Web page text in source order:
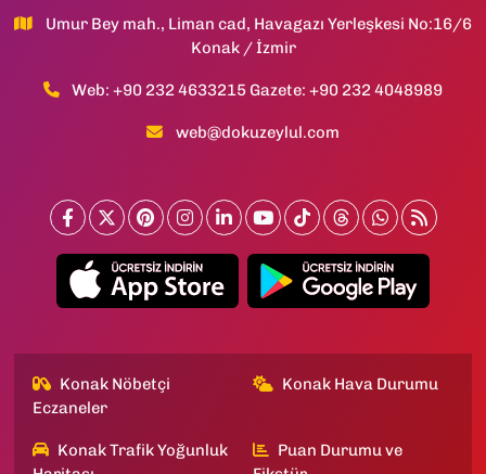
Umur Bey mah., Liman cad, Havagazı Yerleşkesi No:16/6
Konak / İzmir
Web: +90 232 4633215 Gazete: +90 232 4048989
web@dokuzeylul.com
Konak Nöbetçi
Eczaneler
Konak Hava Durumu
Konak Trafik Yoğunluk
Puan Durumu ve